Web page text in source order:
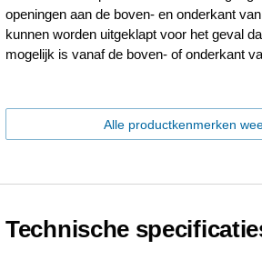
openingen aan de boven- en onderkant
kunnen worden uitgeklapt voor het geval
mogelijk is vanaf de boven- of onderkant
Alle productkenmerken
Technische